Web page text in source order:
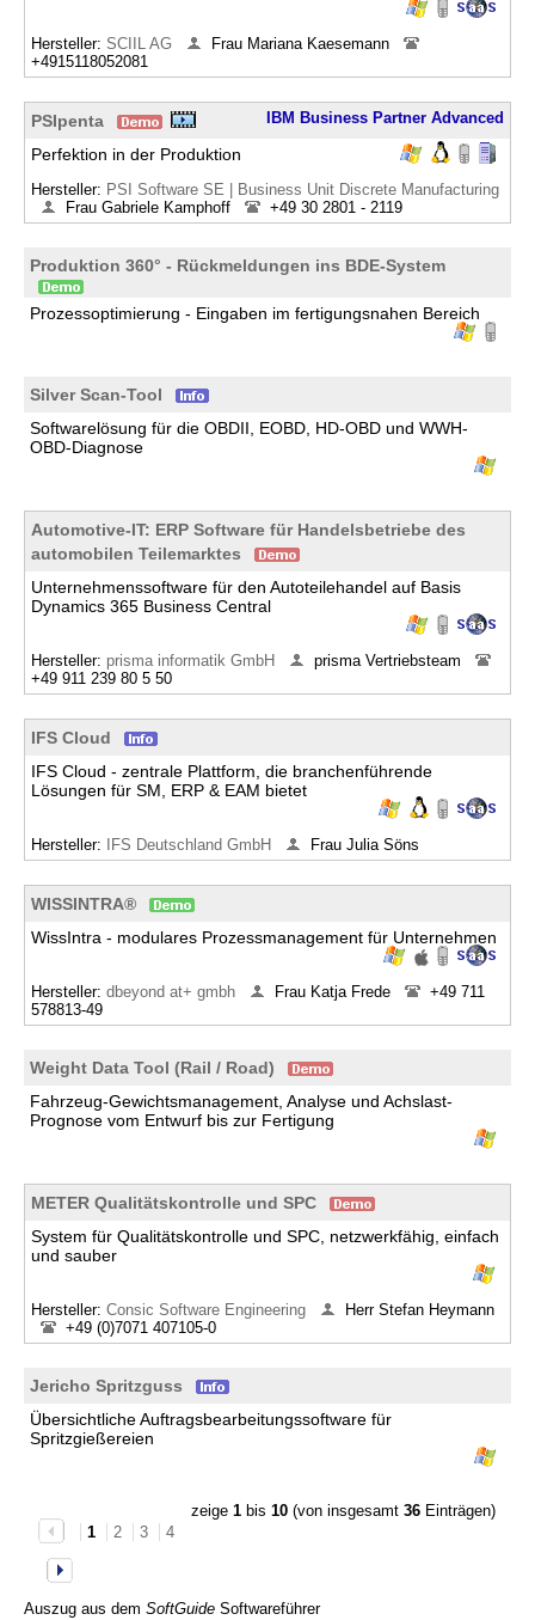
Hersteller: SCIIL AG
Frau Mariana Kaesemann
+4915118052081
PSIpenta IBM Business Partner Advanced
Perfektion in der Produktion
Hersteller: PSI Software SE | Business Unit Discrete Manufacturing
Frau Gabriele Kamphoff
+49 30 2801 - 2119
Produktion 360° - Rückmeldungen ins BDE-System
Prozessoptimierung - Eingaben im fertigungsnahen Bereich
Silver Scan-Tool
Softwarelösung für die OBDII, EOBD, HD-OBD und WWH-
OBD-Diagnose
Automotive-IT: ERP Software für Handelsbetriebe des
automobilen Teilemarktes
Unternehmenssoftware für den Autoteilehandel auf Basis
Dynamics 365 Business Central
Hersteller: prisma informatik GmbH
prisma Vertriebsteam
+49 911 239 80 5 50
IFS Cloud
IFS Cloud - zentrale Plattform, die branchenführende
Lösungen für SM, ERP & EAM bietet
Hersteller: IFS Deutschland GmbH Frau Julia Söns
WISSINTRA®
WissIntra - modulares Prozessmanagement für Unternehmen
Hersteller: dbeyond at+ gmbh Frau Katja Frede
+49 711
578813-49
Weight Data Tool (Rail / Road)
Fahrzeug-Gewichtsmanagement, Analyse und Achslast-
Prognose vom Entwurf bis zur Fertigung
METER Qualitätskontrolle und SPC
System für Qualitätskontrolle und SPC, netzwerkfähig, einfach
und sauber
Hersteller: Consic Software Engineering
Herr Stefan Heymann
+49 (0)7071 407105-0
Jericho Spritzguss
Übersichtliche Auftragsbearbeitungssoftware für
Spritzgießereien
zeige 1bis 10(von insgesamt 36Einträgen)
1
2 3 4
Auszug aus dem SoftGuide Softwareführer